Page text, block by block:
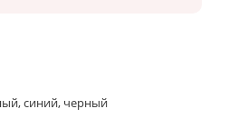
синий, черный